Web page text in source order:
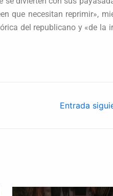
que necesitan reprimir»,
del republicano y «de la
Entrada